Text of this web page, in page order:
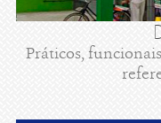
Práticos,